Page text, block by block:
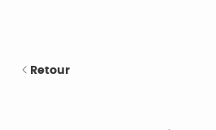
Retour